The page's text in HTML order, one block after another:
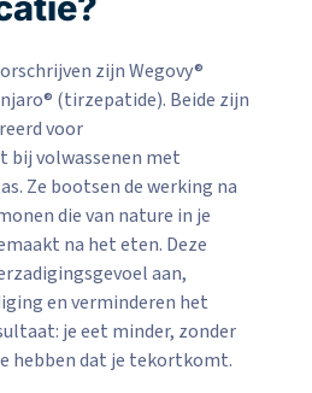
zijn Wegovy®
(tirzepatide). Beide zijn
voor
bij volwassenen met
Ze bootsen de werking na
die van nature in je
na het eten. Deze
aan,
en verminderen het
je eet minder, zonder
hebben dat je tekortkomt.